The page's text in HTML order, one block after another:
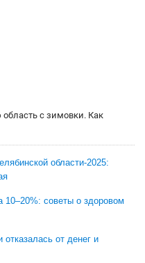
с зимовки. Как
области-2025:
10–20%: советы о здоровом
от денег и